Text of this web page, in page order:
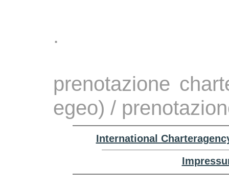
.
prenotazione
egeo) /
International